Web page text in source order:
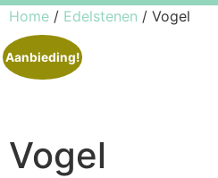
Home / Edelstenen / Vogel
Aanbieding!
Vogel